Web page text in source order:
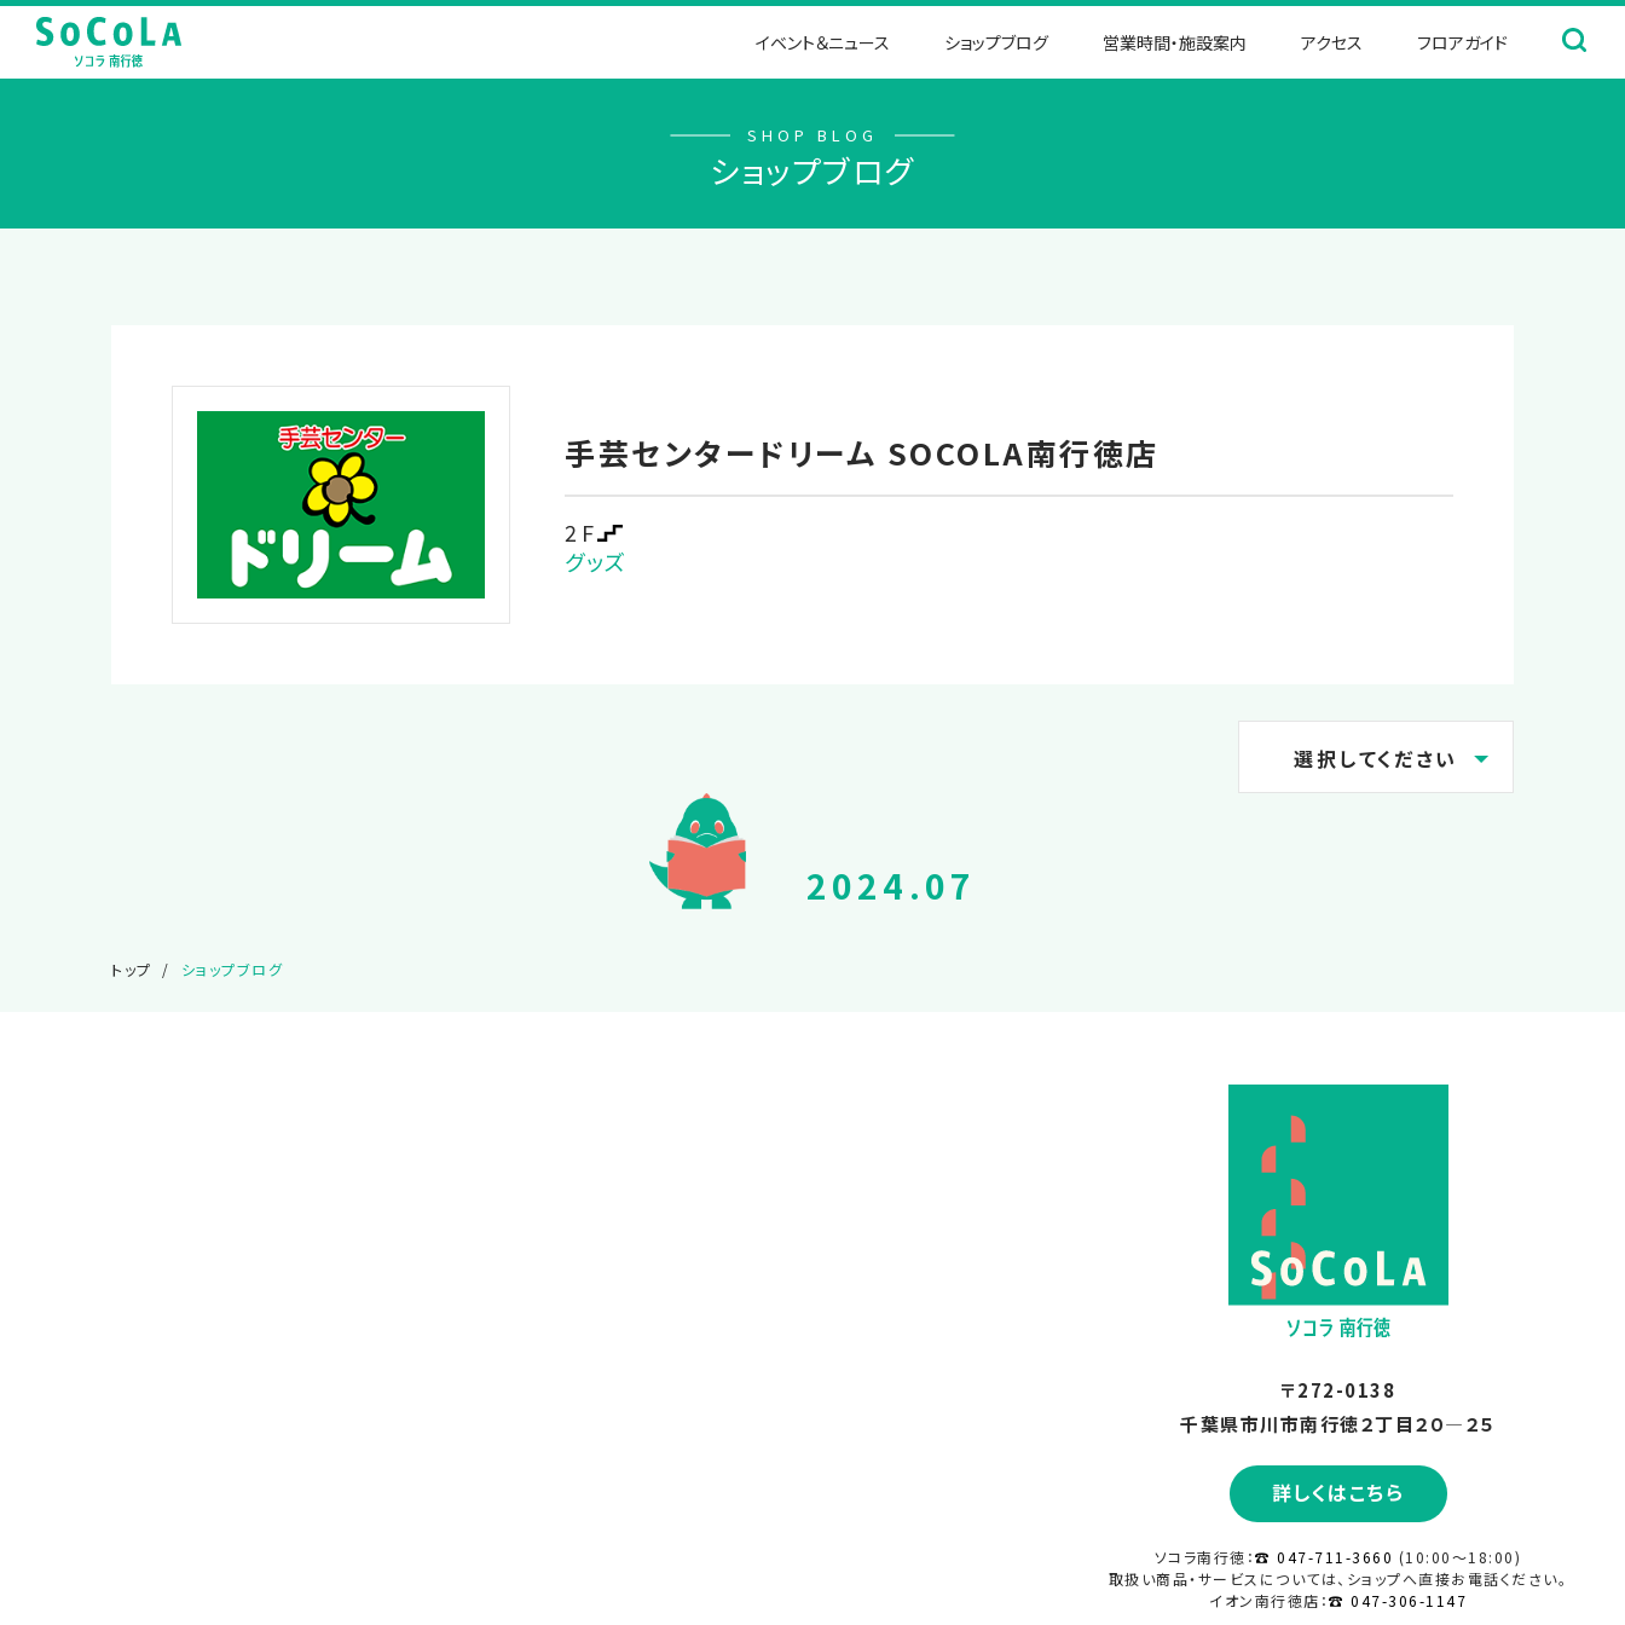
イベント＆ニュース ショップブログ 営業時間・施設案内 アクセス フロアガイド
SHOP BLOG
ショップブログ
手芸センタードリーム SOCOLA南行徳店
2F
グッズ
選択してください
2024.07
トップ ショップブログ
〒272-0138
千葉県市川市南行徳２丁目２０―２５
詳しくはこちら
ソコラ南行徳：☎ 047-711-3660 (10:00～18:00)
取扱い商品・サービスについては、ショップへ直接お電話ください。
イオン南行徳店：☎ 047-306-1147